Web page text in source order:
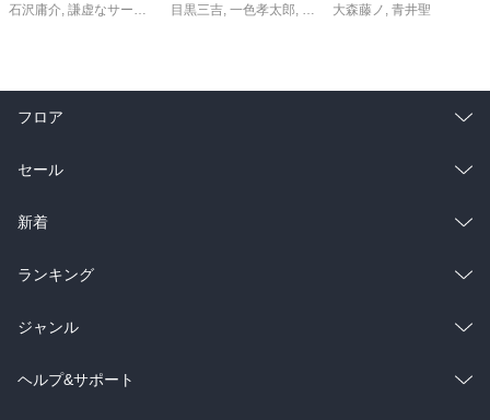
石沢庸介, 謙虚なサークル メル。
目黒三吉, 一色孝太郎, Parum大森藤ノ , 青井聖
フロア
総合
ラノベ
雑誌・グラビア
BL・TL
セール
総合
ラノベ
雑誌・グラビア
BL・TL
新着
総合
ラノベ
雑誌・グラビア
ランキング
総合
ラノベ
ジャンル
コミック
ヘルプ&サポート